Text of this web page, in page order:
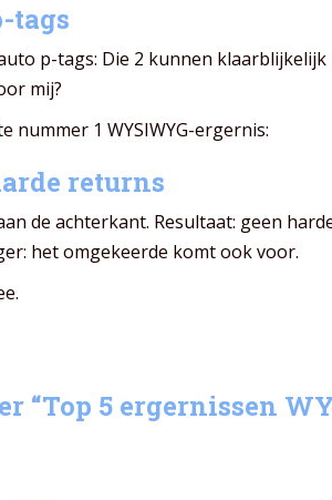
tags
p-tags: Die 2 kunnen
mij?
nummer 1 WYSIWYG-ergernis:
returns
de achterkant. Resultaat: geen
het omgekeerde komt ook voor.
“Top 5 ergernissen